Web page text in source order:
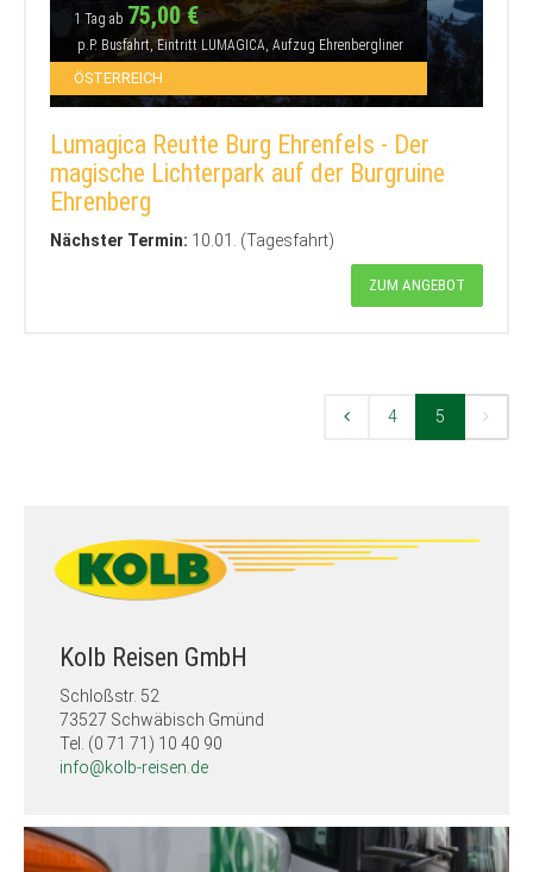
1 Tag ab 75,00 €
p.P. Busfahrt, Eintritt LUMAGICA, Aufzug Ehrenbergliner
ÖSTERREICH
Lumagica Reutte Burg Ehrenfels - Der
magische Lichterpark auf der Burgruine
Ehrenberg
Nächster Termin: 10.01. (Tagesfahrt)
ZUM ANGEBOT
4 5
Kolb Reisen GmbH
Schloßstr. 52
73527 Schwäbisch Gmünd
Tel. (0 71 71) 10 40 90
info@kolb-reisen.de